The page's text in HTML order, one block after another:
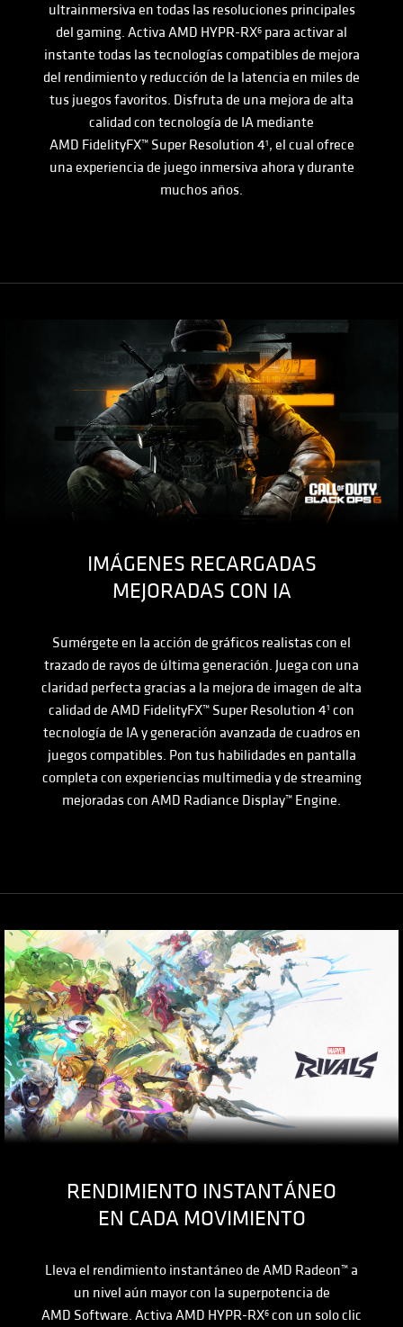
ultrainmersiva en todas las resoluciones principales
del gaming. Activa AMD HYPR-RX6 para activar al
instante todas las tecnologías compatibles de mejora
del rendimiento y reducción de la latencia en miles de
tus juegos favoritos. Disfruta de una mejora de alta
calidad con tecnología de IA mediante
AMD FidelityFX™ Super Resolution 41, el cual ofrece
una experiencia de juego inmersiva ahora y durante
muchos años.
IMÁGENES RECARGADAS
MEJORADAS CON IA
Sumérgete en la acción de gráficos realistas con el
trazado de rayos de última generación. Juega con una
claridad perfecta gracias a la mejora de imagen de alta
calidad de AMD FidelityFX™ Super Resolution 41 con
tecnología de IA y generación avanzada de cuadros en
juegos compatibles. Pon tus habilidades en pantalla
completa con experiencias multimedia y de streaming
mejoradas con AMD Radiance Display™ Engine.
RENDIMIENTO INSTANTÁNEO
EN CADA MOVIMIENTO
Lleva el rendimiento instantáneo de AMD Radeon™ a
un nivel aún mayor con la superpotencia de
AMD Software. Activa AMD HYPR-RX6 con un solo clic